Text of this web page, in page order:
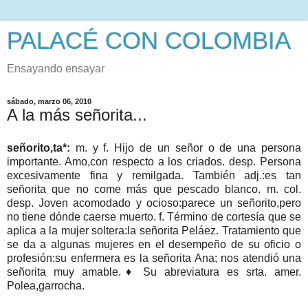
PALACÉ CON COLOMBIA
Ensayando ensayar
sábado, marzo 06, 2010
A la más señorita...
señorito,ta*: m. y f. Hijo de un señor o de una persona
importante. Amo,con respecto a los criados. desp. Persona
excesivamente fina y remilgada. También adj.:es tan
señorita que no come más que pescado blanco. m. col.
desp. Joven acomodado y ocioso:parece un señorito,pero
no tiene dónde caerse muerto. f. Término de cortesía que se
aplica a la mujer soltera:la señorita Peláez. Tratamiento que
se da a algunas mujeres en el desempeño de su oficio o
profesión:su enfermera es la señorita Ana; nos atendió una
señorita muy amable.♦ Su abreviatura es srta. amer.
Polea,garrocha.